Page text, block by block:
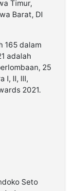
Timur,
Barat, DI
165 dalam
adalah
25
I, II, III,
2021.
Seto